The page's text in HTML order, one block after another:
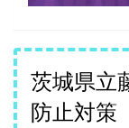
茨城県立
防止対策